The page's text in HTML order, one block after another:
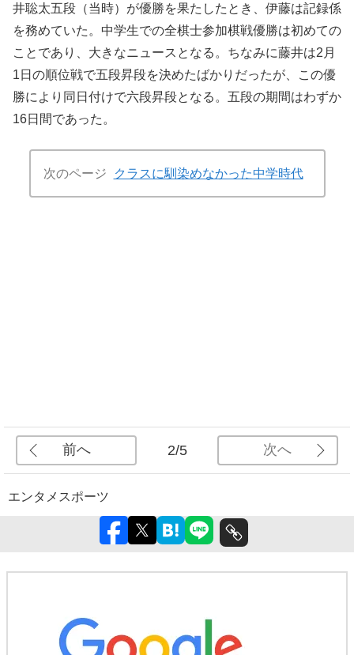
井聡太五段（当時）が優勝を果たしたとき、伊藤は記録係
を務めていた。中学生での全棋士参加棋戦優勝は初めての
ことであり、大きなニュースとなる。ちなみに藤井は2月
1日の順位戦で五段昇段を決めたばかりだったが、この優
勝により同日付けで六段昇段となる。五段の期間はわずか
16日間であった。
次のページ クラスに馴染めなかった中学時代
前へ 2/5 次へ
エンタメ スポーツ